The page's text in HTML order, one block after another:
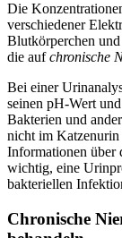
Die
verschiedener
Blutkörperchen
die aufchronische
Bei einer
seinen pH-Wert
Bakterien und
nicht im
Informationen über
wichtig, eine
bakteriellen
Chronische